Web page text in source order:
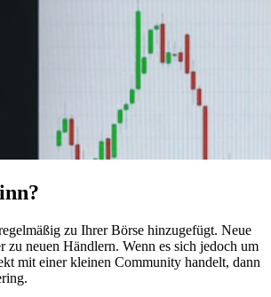
zu Ihrer Börse hinzugefügt. Neue
zu neuen Händlern. Wenn es sich jedoch um
mit einer kleinen Community handelt, dann